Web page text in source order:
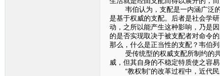
韦伯认为，支配是一内涵广泛的
是基于权威的支配。后者是社会学
动，之所以能产生这种影响，乃是
的是否实现取决于被支配者对命令
那么，什么是正当性的支配？韦伯
受传统型的权威支配所制约的共
威，但其自身的不稳定特质使之容
“教权制”的改革过程中，近代